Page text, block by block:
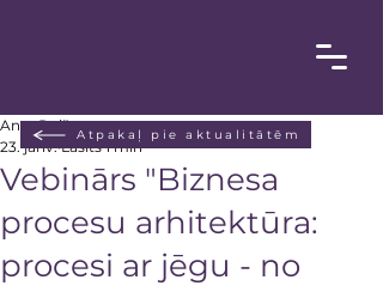
Vebinārs "Biznesa
procesu arhitektūra:
procesi ar jēgu - no
Anta Poiša
23. janv. Lasīts 1 min
Atpakaļ pie aktualitātēm